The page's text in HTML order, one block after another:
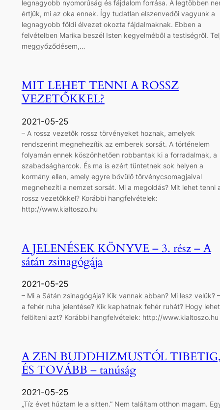
legnagyobb nyomorúság és fájdalom forrása. A legtöbben
értjük, mi az oka ennek. Így tudatlan elszenvedői vagyunk a
legnagyobb földi élvezet okozta fájdalmaknak. Ebben a
felvételben Marika beszél Isten kegyelméből a testiségről.
meggyőződésem,…
MIT LEHET TENNI A ROSSZ
VEZETŐKKEL?
2021-05-25
– A rossz vezetők rossz törvényeket hoznak, amelyek
rendszerint megnehezítik az emberek sorsát. A történelem
folyamán ennek köszönhetően robbantak ki a forradalmak, a
szabadságharcok. És ma is ezért tüntetnek sok helyen a
kormány ellen, amely egyre bővülő törvénycsomagjaival
megnehezíti a nemzet sorsát. Mi a megoldás? Mit lehet tenni
rossz vezetőkkel? Korábbi hangfelvételek:
http://www.kialtoszo.hu
A JELENÉSEK KÖNYVE – 3. rész – A
sátán zsinagógája
2021-05-25
– Mi a Sátán zsinagógája? Kik vannak abban? Mi lesz velük?
a fehér ruha jelentése? Kik kaphatnak fehér ruhát? Hogy lehet
felölteni azt? Korábbi hangfelvételek: http://www.kialtoszo.hu
A ZEN BUDDHIZMUSTÓL
ÉS TOVÁBB – tanúság
2021-05-25
„Tíz évet húztam le a sitten.” Nem találtam otthon magam.